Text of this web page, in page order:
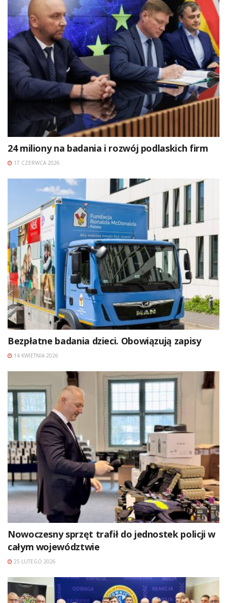
24 miliony na badania i rozwój podlaskich firm
17 CZERWCA 2026
Bezpłatne badania dzieci. Obowiązują zapisy
14 KWIETNIA 2026
Nowoczesny sprzęt trafił do jednostek policji w
całym województwie
25 LUTEGO 2026